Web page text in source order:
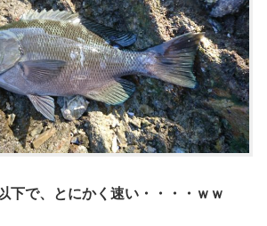
下で、とにかく速い・・・・ｗｗ